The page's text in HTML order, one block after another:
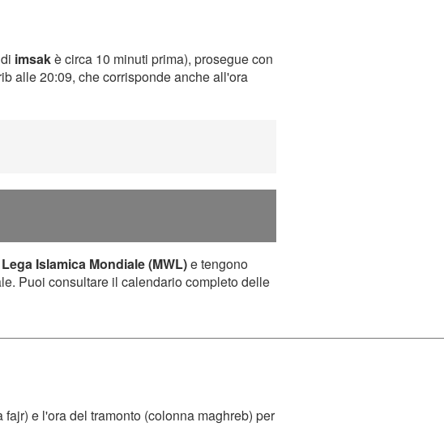
imsakè circa 10 minuti prima), prosegue con
alle 20:09, che corrisponde anche all'ora
Lega Islamica Mondiale (MWL)e tengono
Puoi consultare il calendario completo delle
e l'ora del tramonto (colonna maghreb) per